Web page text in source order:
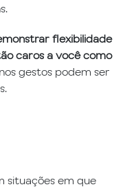
flexibilidade
caros a você como
gestos podem ser
situações em que